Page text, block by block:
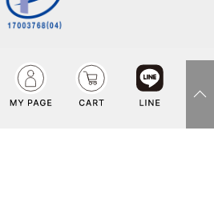
insta
Yout
Co.Ltd rights reserved.